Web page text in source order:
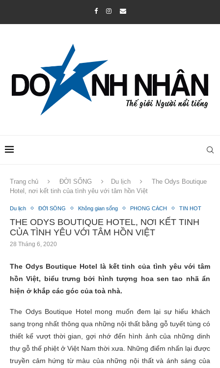
Trang chủ ĐỜI SỐNG Du lịch
The Odys Boutique
Hotel, nơi kết tinh của tình yêu với tâm hồn Việt
Du lịch ĐỜI SỐNG Không gian sống PHONG CÁCH TIN HOT
THE ODYS BOUTIQUE HOTEL, NƠI KẾT TINH
CỦA TÌNH YÊU VỚI TÂM HỒN VIỆT
28 Tháng 6, 2020
The Odys Boutique Hotel là kết tinh của tình yêu với tâm
hồn Việt, biểu trưng bởi hình tượng hoa sen tao nhã ẩn
hiện ở khắp các góc của toà nhà.
The Odys Boutique Hotel mong muốn đem lại sự hiếu khách
sang trọng nhất thông qua những nội thất bằng gỗ tuyết tùng có
thiết kế vượt thời gian, gợi nhớ đến hình ảnh của những dinh
thự gỗ thế phiệt ở Việt Nam thời xưa. Những điểm nhấn lại được
truyền cảm hứng từ màu của những nội thất và ánh sáng của